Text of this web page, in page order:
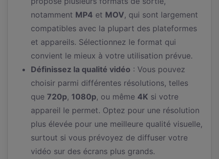
notamment MP4 et MOV, qui sont largement
compatibles avec la plupart des plateformes
et appareils. Sélectionnez le format qui
convient le mieux à votre utilisation prévue.
Définissez la qualité vidéo : Vous pouvez
choisir parmi différentes résolutions, telles
que 720p, 1080p, ou même 4K si votre
appareil le permet. Optez pour une résolution
plus élevée pour une meilleure qualité visuelle,
surtout si vous prévoyez de diffuser votre
vidéo sur des écrans plus grands.